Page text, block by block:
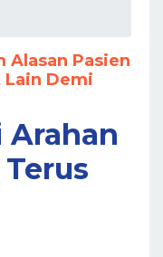
Alasan Pasien
Lain Demi
Arahan